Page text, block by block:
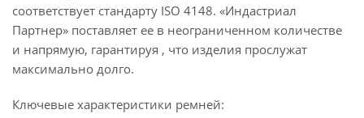
соответствует стандарту ISO 4148. «Индастриал
Партнер» поставляет ее в неограниченном количестве
и напрямую, гарантируя , что изделия прослужат
максимально долго.
Ключевые характеристики ремней: